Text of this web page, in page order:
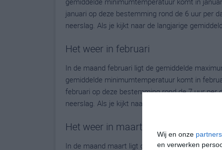
Wij en onze partners
en verwerken
januari op deze bestemming rond de 6 uur per
neerslag. Als je kijkt naar de langjarige
Het weer in februari
In de maand februari ligt de gemiddelde
gemiddelde minimumtemperatuur komt in
februari op deze bestemming rond de 7 uur per
neerslag. Als je kijkt naar de langjarige
Het weer in maart
In de maand maart ligt de gemiddelde